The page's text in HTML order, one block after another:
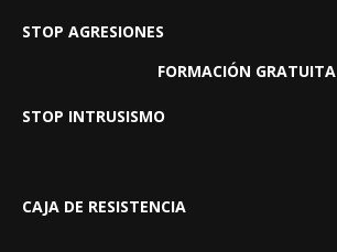
STOP AGRESIONES
FORMACIÓN GRATUITA
STOP INTRUSISMO
CAJA DE RESISTENCIA